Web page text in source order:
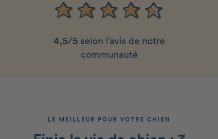
4,5/5selon l’avis de notre
communauté
LE MEILLEUR POUR VOTRE CHIEN